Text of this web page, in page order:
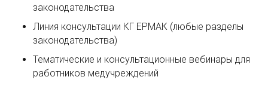
законодательства
Линия консультации КГ ЕРМАК (любые разделы
законодательства)
Тематические и консультационные вебинары для
работников медучреждений